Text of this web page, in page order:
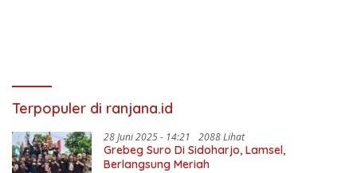
Terpopuler di ranjana.id
28 Juni 2025 - 14:21 2088 Lihat
Grebeg Suro Di Sidoharjo, Lamsel,
Berlangsung Meriah